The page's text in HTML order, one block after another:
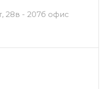
28в - 207б офис